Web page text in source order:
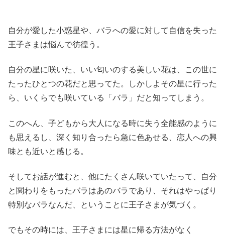
自分が愛した小惑星や、バラへの愛に対して自信を失った
王子さまは悩んで彷徨う。
自分の星に咲いた、いい匂いのする美しい花は、この世に
たったひとつの花だと思ってた。しかしよその星に行った
ら、いくらでも咲いている「バラ」だと知ってしまう。
このへん、子どもから大人になる時に失う全能感のように
も思えるし、深く知り合ったら急に色あせる、恋人への興
味とも近いと感じる。
そしてお話が進むと、他にたくさん咲いていたって、自分
と関わりをもったバラはあのバラであり、それはやっぱり
特別なバラなんだ、ということに王子さまが気づく。
でもその時には、王子さまには星に帰る方法がなく